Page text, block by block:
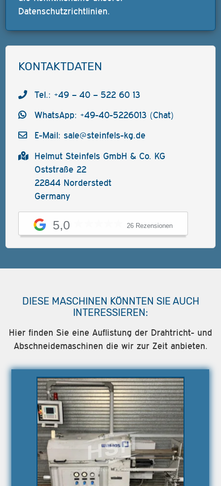
Datenschutzrichtlinien.
KONTAKTDATEN
Tel.: +49 – 40 – 522 60 13
WhatsApp: +49-40-5226013 (Chat)
E-Mail: sale@steinfels-kg.de
Helmut Steinfels GmbH & Co. KG
Oststraße 22
22844 Norderstedt
Germany
5,0 26 Rezensionen
DIESE MASCHINEN KÖNNTEN SIE AUCH
INTERESSIEREN:
Hier finden Sie eine Auflistung der Drahtricht- und
Abschneidemaschinen die wir zur Zeit anbieten.